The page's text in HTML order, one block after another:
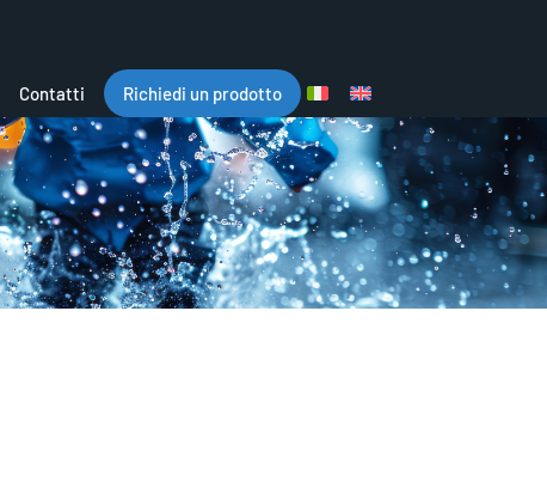
Contatti Richiedi un prodotto